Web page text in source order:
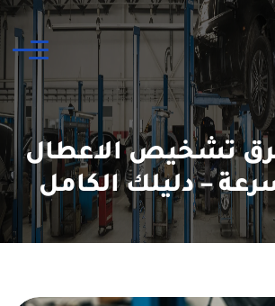
تشخيص الاعطال
– دليلك الكامل